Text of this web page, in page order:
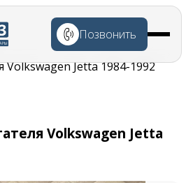
Позвонить
Volkswagen Jetta 1984-1992
Volkswagen Jetta